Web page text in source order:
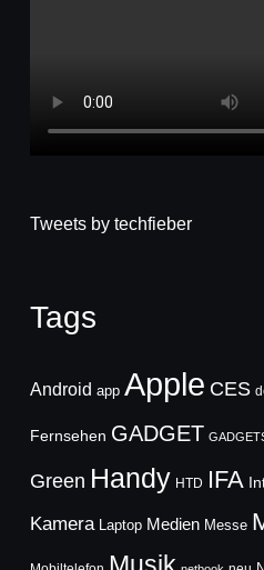
Tweets by techfieber
Tags
Android app Apple CES
Fernsehen GADGET
Green Handy HTD IFA
Kamera Laptop Medien Messe
Musik